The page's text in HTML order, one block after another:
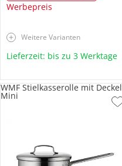
Werbepreis
Weitere Varianten
Lieferzeit: bis zu 3 Werktage
WMF Stielkasserolle mit Deckel
Mini